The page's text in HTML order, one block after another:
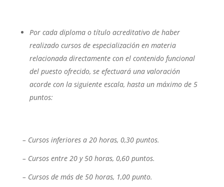
Por cada diploma o título acreditativo de haber
realizado cursos de especialización en materia
relacionada directamente con el contenido funcional
del puesto ofrecido, se efectuará una valoración
acorde con la siguiente escala, hasta un máximo de 5
puntos:
– Cursos inferiores a 20 horas, 0,30 puntos.
– Cursos entre 20 y 50 horas, 0,60 puntos.
– Cursos de más de 50 horas, 1,00 punto.